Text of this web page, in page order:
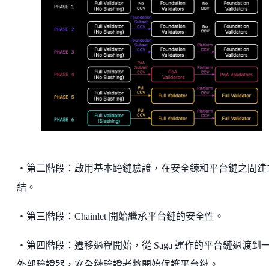
・第二階段：啟用基本跨鏈驗證，在安全鍊和平台鏈之間建
結。
・第三階段：Chainlet 開始繼承平台鏈的安全性。
・第四階段：遷移過程開始，從 Saga 運作的平台鏈過渡到